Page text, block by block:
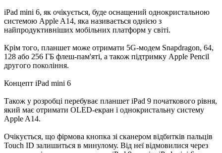
iPad mini 6, як очікується, буде оснащений однокристальною
системою Apple A14, яка називається однією з
найпродуктивніших мобільних платформ у світі.
Крім того, планшет може отримати 5G-модем Snapdragon, 64,
128 або 256 ГБ флеш-пам'яті, а також підтримку Apple Pencil
другого покоління.
Концепт iPad mini 6
Також у розробці перебуває планшет iPad 9 початкового рівня,
який має отримати OLED-екран і однокристальну систему
Apple A14.
Очікується, що фірмова кнопка зі сканером відбитків пальців
Touch ID залишиться в минулому. Від неї відмовилися через